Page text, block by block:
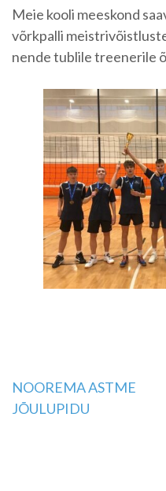
Meie kooli meeskond
võrkpalli
nende tublile treenerile
Navigeerimine
NOOREMA ASTME
JÕULUPIDU